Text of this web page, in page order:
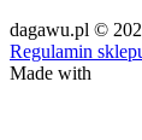
dagawu.pl ©
Regulamin
Made with